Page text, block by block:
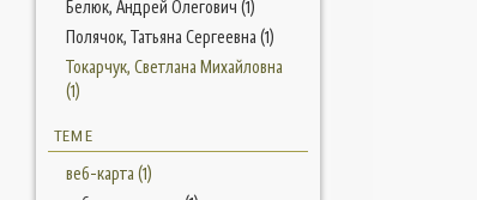
Белюк, Андрей Олегович (1)
Полячок, Татьяна Сергеевна (1)
Токарчук, Светлана Михайловна
(1)
ТЕМЕ
веб-карта (1)